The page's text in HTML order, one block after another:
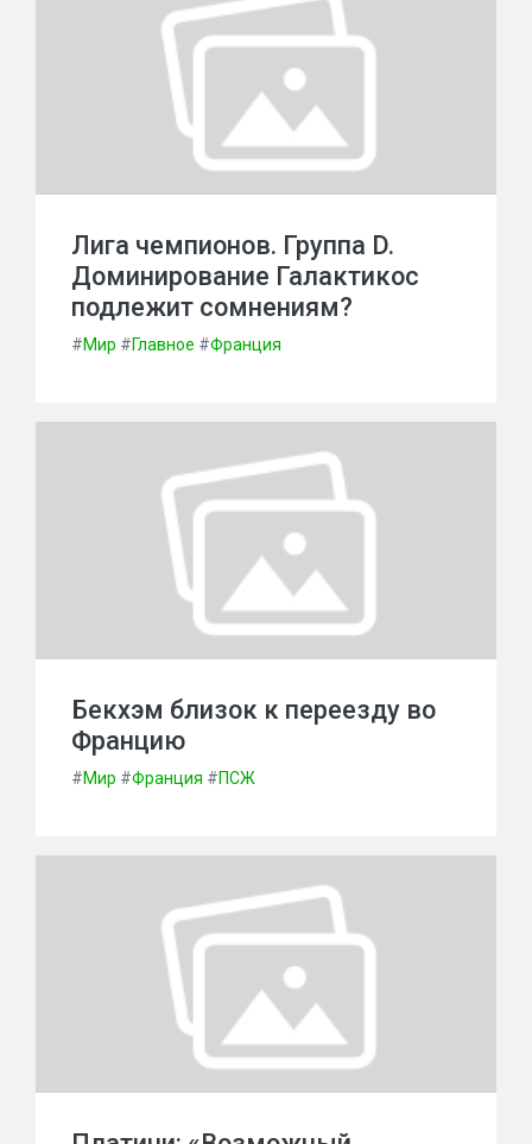
Лига чемпионов. Группа D.
Доминирование Галактикос
подлежит сомнениям?
#Мир #Главное #Франция
Бекхэм близок к переезду во
Францию
#Мир #Франция #ПСЖ